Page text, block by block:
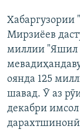
Хабаргузории
Мирзиёев
миллии "Яшил
оянда 125
шавад. Ӯ аз
декабри
дарахтшинонӣ